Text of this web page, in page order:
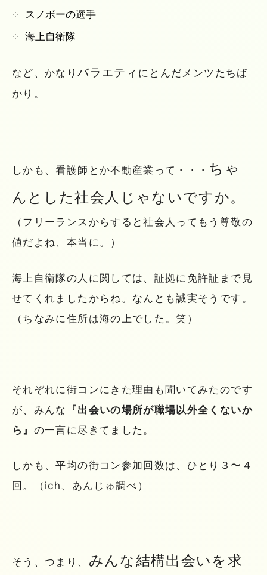
スノボーの選手
海上自衛隊
など、かなりバラエティ にとんだメンツたちば
かり。
しかも、看護師とか不動産業って・・・ ちゃ
んとした社会人じゃないですか。
（フリーランスからすると社会人ってもう尊敬の
値だよね、本当に。）
海上自衛隊の人に関しては、証拠に免許証まで見
せてくれましたからね。なんとも誠実そうです。
（ちなみに住所は海の上でした。笑）
それぞれに街コンにきた理由も聞いてみたのです
が、みんな
『出会いの場所が職場以外全くないか
ら』 の一言に尽きてました。
しかも、平均の街コン参加回数は、ひとり３〜４
回。（ich、あんじゅ調べ）
そう、つまり、 みんな結構出会いを求